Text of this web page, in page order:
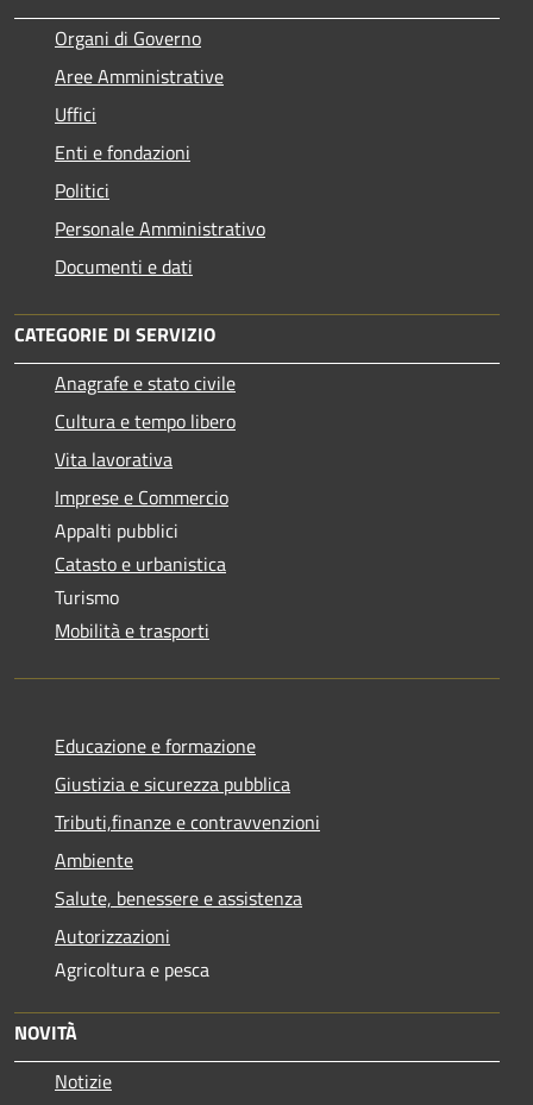
Organi di Governo
Aree Amministrative
Uffici
Enti e fondazioni
Politici
Personale Amministrativo
Documenti e dati
CATEGORIE DI SERVIZIO
Anagrafe e stato civile
Cultura e tempo libero
Vita lavorativa
Imprese e Commercio
Appalti pubblici
Catasto e urbanistica
Turismo
Mobilità e trasporti
Educazione e formazione
Giustizia e sicurezza pubblica
Tributi,finanze e contravvenzioni
Ambiente
Salute, benessere e assistenza
Autorizzazioni
Agricoltura e pesca
NOVITÀ
Notizie